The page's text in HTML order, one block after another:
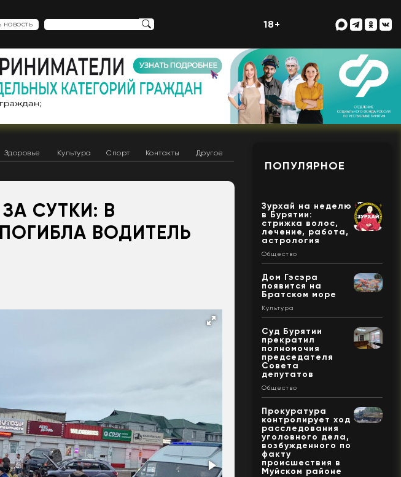
18+
Здоровье Культура Спорт Контакты Другое
СУТКИ: В
ВОДИТЕЛЬ
ПОПУЛЯРНОЕ
Зурхай на неделю
в Бурятии:
стрижка волос,
лечение, работа,
астрология
Общество
Дом Гэсэра
появится на
Братском море
Культура
Суд Бурятии
прекратил
полномочия
председателя
Совета
депутатов
Общество
Прокуратура
контролирует ход
расследования
уголовного дела,
возбужденного по
факту
происшествия в
Муйском районе